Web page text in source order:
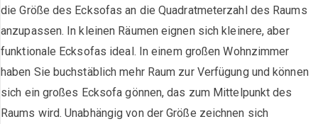
die Größe des Ecksofas an die Quadratmeterzahl des Raums
anzupassen. In kleinen Räumen eignen sich kleinere, aber
funktionale Ecksofas ideal. In einem großen Wohnzimmer
haben Sie buchstäblich mehr Raum zur Verfügung und können
sich ein großes Ecksofa gönnen, das zum Mittelpunkt des
Raums wird. Unabhängig von der Größe zeichnen sich